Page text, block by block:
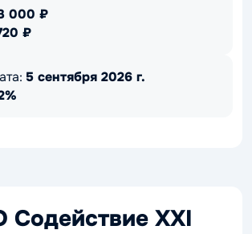
000 ₽
₽
5 сентября 2026 г.
XXI